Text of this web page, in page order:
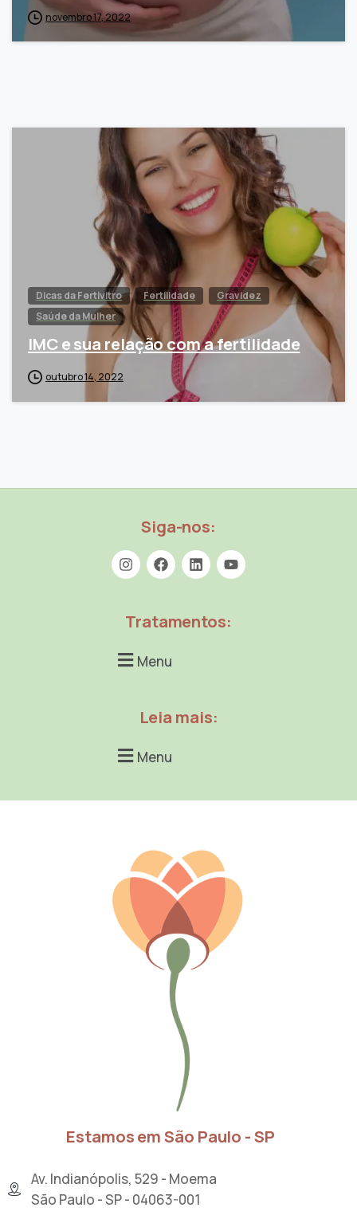
novembro 17, 2022
Dicas da Fertivitro Fertilidade
Gravidez
Saúde da Mulher
IMC e sua relação com a fertilidade
outubro 14, 2022
Siga-nos:
Tratamentos:
Menu
Leia mais:
Menu
Estamos em São Paulo - SP
Av. Indianópolis, 529 - Moema
São Paulo - SP - 04063-001